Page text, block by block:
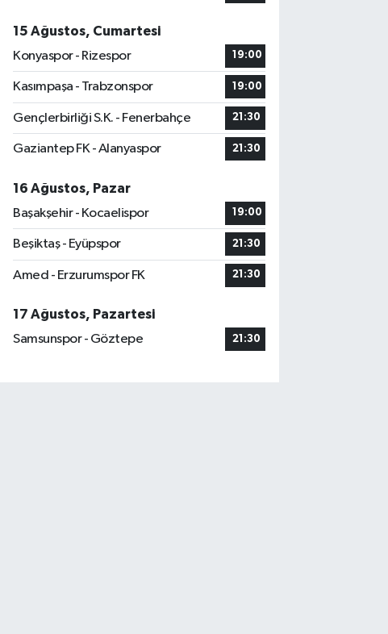
15 Ağustos, Cumartesi
Konyaspor - Rizespor
19:00
Kasımpaşa - Trabzonspor 19:00
Gençlerbirliği S.K. - Fenerbahçe 21:30
Gaziantep FK - Alanyaspor 21:30
16 Ağustos, Pazar
Başakşehir - Kocaelispor
19:00
Beşiktaş - Eyüpspor 21:30
Amed - Erzurumspor FK 21:30
17 Ağustos, Pazartesi
Samsunspor - Göztepe
21:30